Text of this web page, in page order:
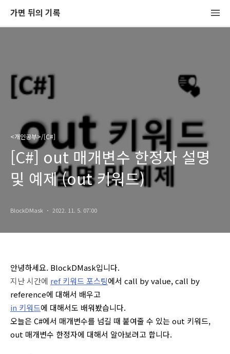
가면 뒤의 기록
<개인공부>/[C#]
[C#] out 매개변수 한정자 설명
및 예제 (out 키워드)
BlockDMask 2022. 11. 5. 07:00
안녕하세요. BlockDMask입니다.
지난 시간에 ref 키워드 포스팅에서 call by value, call by
reference에 대해서 배우고
in 키워드에 대해서도 배워봤습니다.
오늘은 C#에서 매개변수를 넘길 때 붙여줄 수 있는 out 키워드,
out 매개변수 한정자에 대해서 알아보려고 합니다.